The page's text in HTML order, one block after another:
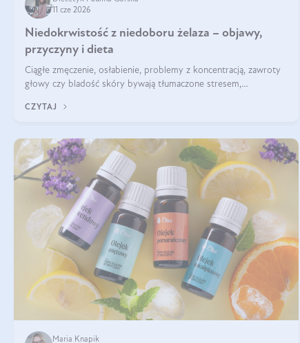
11 cze 2026
Niedokrwistość z niedoboru żelaza – objawy,
przyczyny i dieta
Ciągłe zmęczenie, osłabienie, problemy z koncentracją, zawroty
głowy czy bladość skóry bywają tłumaczone stresem,
może być niedokrwistość z niedoboru żelaza.
CZYTAJ
Maria Knapik